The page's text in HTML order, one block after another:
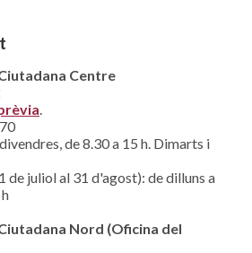
Centre
.
de 8.30 a 15 h. Dimarts i
de juliol al 31 d'agost): de dilluns a
Nord (Oficina del